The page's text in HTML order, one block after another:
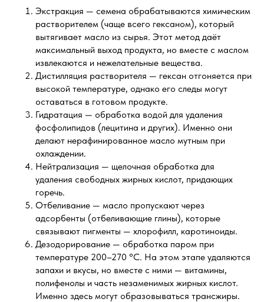
Экстракция — семена обрабатываются химическим
растворителем (чаще всего гексаном), который
вытягивает масло из сырья. Этот метод даёт
максимальный выход продукта, но вместе с маслом
извлекаются и нежелательные вещества.
Дистилляция растворителя — гексан отгоняется при
высокой температуре, однако его следы могут
оставаться в готовом продукте.
Гидратация — обработка водой для удаления
фосфолипидов (лецитина и других). Именно они
делают нерафинированное масло мутным при
охлаждении.
Нейтрализация — щелочная обработка для
удаления свободных жирных кислот, придающих
горечь.
Отбеливание — масло пропускают через
адсорбенты (отбеливающие глины), которые
связывают пигменты — хлорофилл, каротиноиды.
Дезодорирование — обработка паром при
температуре 200–270 °C. На этом этапе удаляются
запахи и вкусы, но вместе с ними — витамины,
полифенолы и часть незаменимых жирных кислот.
Именно здесь могут образовываться трансжиры.